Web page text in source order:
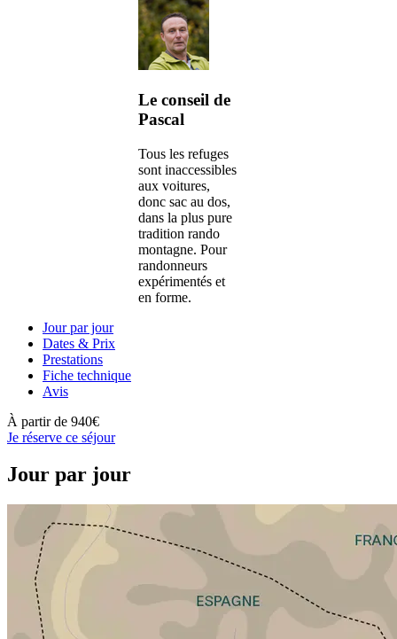
Le conseil de
Pascal
Tous les refuges
sont inaccessibles
aux voitures,
donc sac au dos,
dans la plus pure
tradition rando
montagne. Pour
randonneurs
expérimentés et
en forme.
Jour par jour
Dates & Prix
Prestations
Fiche technique
Avis
À partir de 940€
Je réserve ce séjour
Jour par jour